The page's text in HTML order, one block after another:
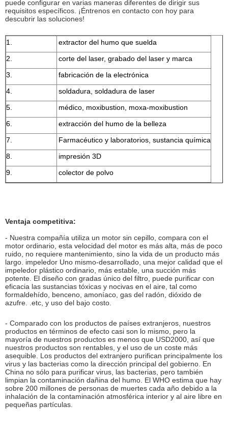
puede configurar en varias maneras diferentes de dirigir sus
requisitos específicos. ¡Éntrenos en contacto con hoy para
descubrir las soluciones!
1.
extractor del humo que suelda
2.
corte del laser, grabado del laser y marca
3.
fabricación de la electrónica
4.
soldadura, soldadura de laser
5.
médico, moxibustion, moxa-moxibustion
6.
extracción del humo de la belleza
7.
Farmacéutico y laboratorios, sustancia química
8.
impresión 3D
9.
colector de polvo
Ventaja competitiva:
- Nuestra compañía utiliza un motor sin cepillo, compara con el
motor ordinario, esta velocidad del motor es más alta, más de poco
ruido, no requiere mantenimiento, sino la vida de un producto más
largo. impeledor Uno mismo-desarrollado, una mejor calidad que el
impeledor plástico ordinario, más estable, una succión más
potente. El diseño con gradas único del filtro, puede purificar con
eficacia las sustancias tóxicas y nocivas en el aire, tal como
formaldehído, benceno, amoníaco, gas del radón, dióxido de
azufre. .etc, y uso del bajo costo.
- Comparado con los productos de países extranjeros, nuestros
productos en términos de efecto casi son lo mismo, pero la
mayoría de nuestros productos es menos que USD2000, así que
nuestros productos son rentables, y el uso de un coste más
asequible. Los productos del extranjero purifican principalmente los
virus y las bacterias como la dirección principal del gobierno. En
China no sólo para purificar virus, las bacterias, pero también
limpian la contaminación dañina del humo. El WHO estima que hay
sobre 200 millones de personas de muertes cada año debido a la
inhalación de la contaminación atmosférica interior y al aire libre en
pequeñas partículas.